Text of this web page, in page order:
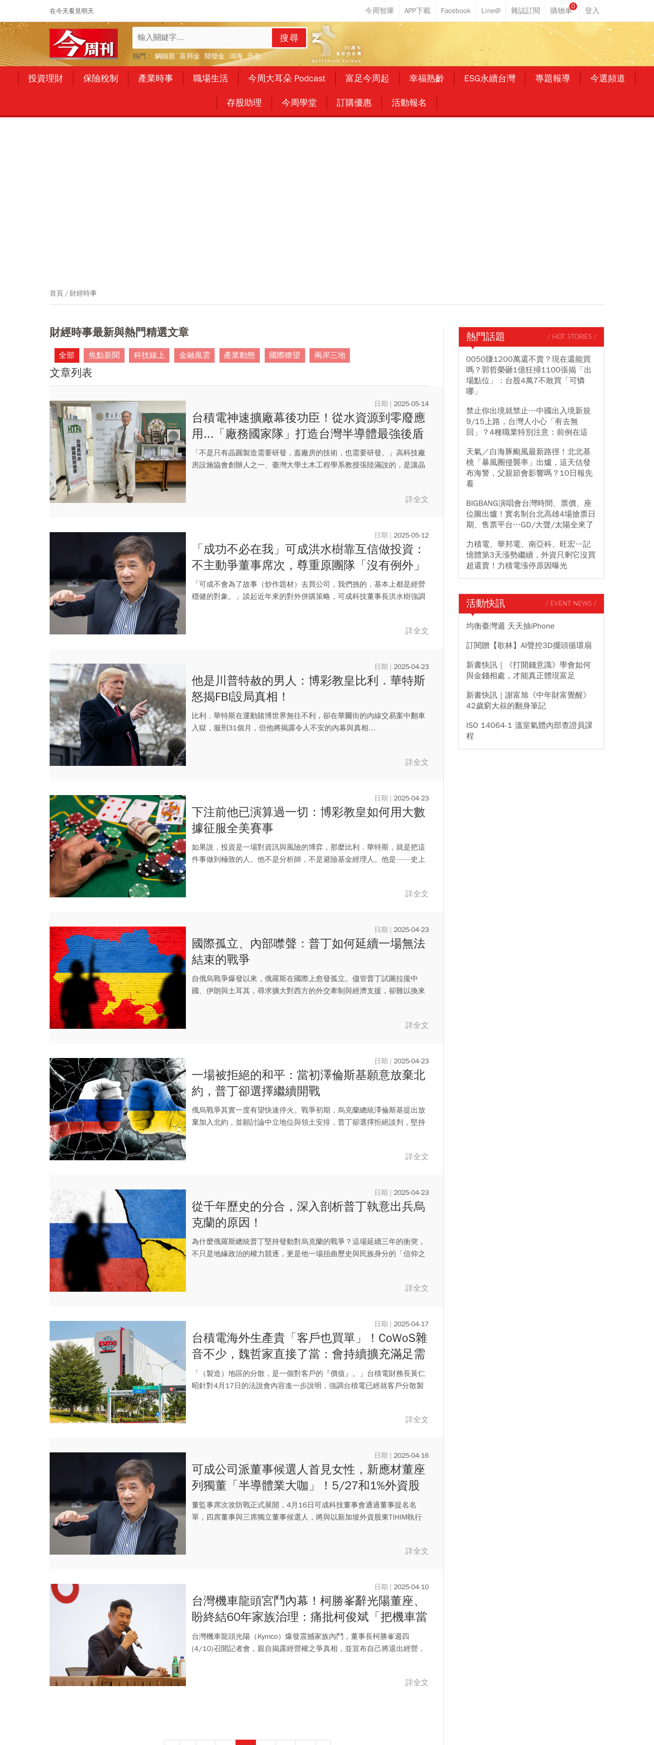
在今天看見明天
0
搜尋
熱門： 鋼鐵股 富邦金 開發金 鴻海 升息
投資理財 保險稅制 產業時事 職場生活 今周大耳朵 Podcast 富足今周起 幸福熟齡 ESG永續台灣 專題報導 今選頻道
存股助理 今周學堂 訂購優惠 活動報名
首頁 財經時事
財經時事最新與熱門精選文章
全部 焦點新聞 科技線上 金融風雲 產業動態 國際瞭望 兩岸三地
文章列表
2025-05-14
台積電神速擴廠幕後功臣！從水資源到零廢應
用...「廠務國家隊」打造台灣半導體最強後盾
「不是只有晶圓製造需要研發，蓋廠房的技術，也需要研發。」高科技廠
房設施協會創辦人之一、臺灣大學土木工程學系教授張陸滿說的，是讓晶
詳全文
2025-05-12
「成功不必在我」可成洪水樹靠互信做投資：
不主動爭董事席次，尊重原團隊「沒有例外」
「可成不會為了故事（炒作題材）去買公司，我們挑的，基本上都是經營
穩健的對象。」談起近年來的對外併購策略，可成科技董事長洪水樹強調
詳全文
2025-04-23
他是川普特赦的男人：博彩教皇比利．華特斯
怒揭FBI設局真相！
比利．華特斯在運動賭博世界無往不利，卻在華爾街的內線交易案中翻車
入獄，服刑31個月，但他將揭露令人不安的內幕與真相...
詳全文
2025-04-23
下注前他已演算過一切：博彩教皇如何用大數
據征服全美賽事
如果說，投資是一場對資訊與風險的博弈，那麼比利．華特斯，就是把這
件事做到極致的人。他不是分析師，不是避險基金經理人。他是——史上
詳全文
2025-04-23
國際孤立、內部噤聲：普丁如何延續一場無法
結束的戰爭
自俄烏戰爭爆發以來，俄羅斯在國際上愈發孤立。儘管普丁試圖拉攏中
國、伊朗與土耳其，尋求擴大對西方的外交牽制與經濟支援，卻難以換來
詳全文
2025-04-23
一場被拒絕的和平：當初澤倫斯基願意放棄北
約，普丁卻選擇繼續開戰
俄烏戰爭其實一度有望快速停火。戰爭初期，烏克蘭總統澤倫斯基提出放
棄加入北約，並願討論中立地位與領土安排，普丁卻選擇拒絕談判，堅持
詳全文
2025-04-23
從千年歷史的分合，深入剖析普丁執意出兵烏
克蘭的原因！
為什麼俄羅斯總統普丁堅持發動對烏克蘭的戰爭？這場延續三年的衝突，
不只是地緣政治的權力競逐，更是他一場扭曲歷史與民族身分的「信仰之
詳全文
2025-04-17
台積電海外生產貴「客戶也買單」！CoWoS雜
音不少，魏哲家直接了當：會持續擴充滿足需
求
「（製造）地區的分散，是一個對客戶的『價值』。」台積電財務長黃仁
昭針對4月17日的法說會內容進一步說明，強調台積電已經就客戶分散製
詳全文
2025-04-16
可成公司派董事候選人首見女性，新應材董座
列獨董「半導體業大咖」！5/27和1%外資股
東爭席次，最新配息出爐
董監事席次攻防戰正式展開，4月16日可成科技董事會通過董事提名名
單，四席董事與三席獨立董事候選人，將與以新加坡外資股東TIHIM執行
詳全文
2025-04-10
台灣機車龍頭宮鬥內幕！柯勝峯辭光陽董座、
盼終結60年家族治理：痛批柯俊斌「把機車當
夕陽產業、事事省錢」
台灣機車龍頭光陽（Kymco）爆發震撼家族內鬥，董事長柯勝峯週四
(4/10)召開記者會，親自揭露經營權之爭真相，並宣布自己將退出經營，
詳全文
熱門話題 / HOT STORIES /
0050賺1200萬還不賣？現在還能買
嗎？郭哲榮砸1億狂掃1100張揭「出
場點位」：台股4萬7不敢買「可憐
哪」
禁止你出境就禁止…中國出入境新規
9/15上路，台灣人小心「有去無
回」？4種職業特別注意：前例在這
天氣／白海豚颱風最新路徑！北北基
桃「暴風圈侵襲率」出爐，這天估發
布海警，父親節會影響嗎？10日報先
看
BIGBANG演唱會台灣時間、票價、座
位圖出爐！實名制台北高雄4場搶票日
期、售票平台…GD/大聲/太陽全來了
力積電、華邦電、南亞科、旺宏…記
憶體第3天漲勢繼續，外資只剩它沒買
超還賣！力積電漲停原因曝光
活動快訊 / EVENT NEWS /
均衡臺灣週 天天抽iPhone
訂閱贈【歌林】AI聲控3D擺頭循環扇
新書快訊｜《打開錢意識》學會如何
與金錢相處，才能真正體現富足
新書快訊｜謝富旭《中年財富覺醒》
42歲窮大叔的翻身筆記
ISO 14064-1 溫室氣體內部查證員課
程